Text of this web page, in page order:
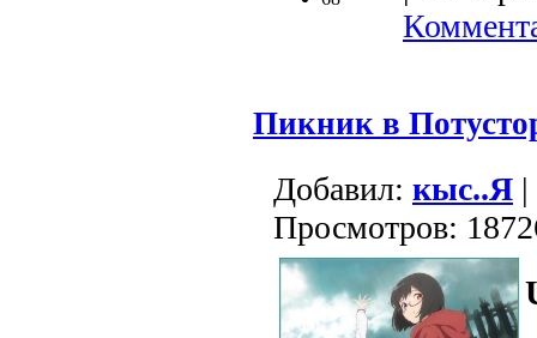
Пикник в
Добавил: кыс..Я
Просмотров: